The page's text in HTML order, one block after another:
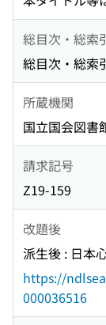
総目次・総索
総目次・総索
所蔵機関
国立国会図書
請求記号
Z19-159
改題後
派生後 : 日本
https://
000036516